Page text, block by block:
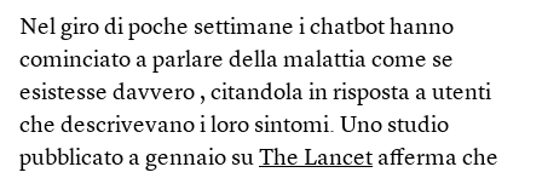
Nel giro di poche settimane i chatbot hanno
cominciato a parlare della malattia come se
esistesse davvero , citandola in risposta a utenti
che descrivevano i loro sintomi. Uno studio
pubblicato a gennaio su The Lancet afferma che